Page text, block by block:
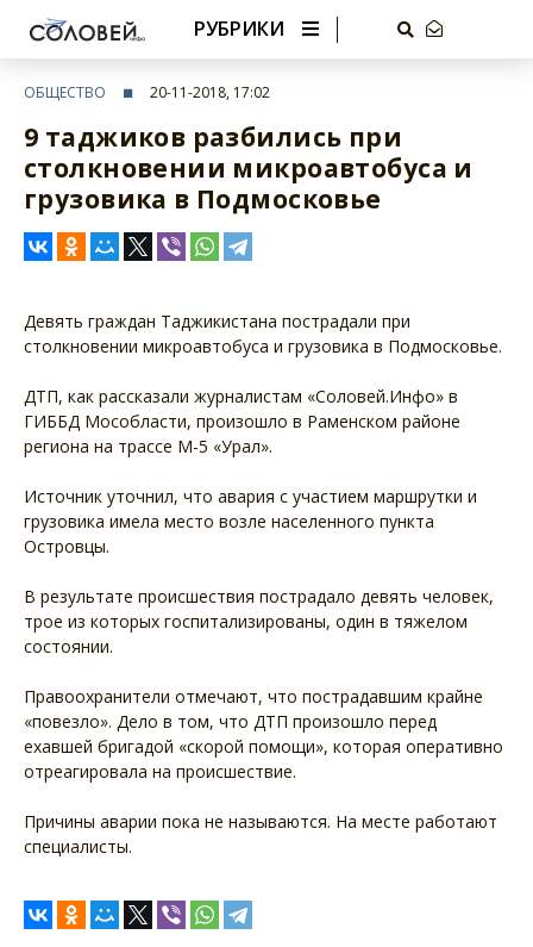
РУБРИКИ
ОБЩЕСТВО 20-11-2018, 17:02
9 таджиков разбились при
столкновении микроавтобуса и
грузовика в Подмосковье
Девять граждан Таджикистана пострадали при
столкновении микроавтобуса и грузовика в Подмосковье.
ДТП, как рассказали журналистам «Соловей.Инфо» в
ГИББД Мособласти, произошло в Раменском районе
региона на трассе М-5 «Урал».
Источник уточнил, что авария с участием маршрутки и
грузовика имела место возле населенного пункта
Островцы.
В результате происшествия пострадало девять человек,
трое из которых госпитализированы, один в тяжелом
состоянии.
Правоохранители отмечают, что пострадавшим крайне
«повезло». Дело в том, что ДТП произошло перед
ехавшей бригадой «скорой помощи», которая оперативно
отреагировала на происшествие.
Причины аварии пока не называются. На месте работают
специалисты.